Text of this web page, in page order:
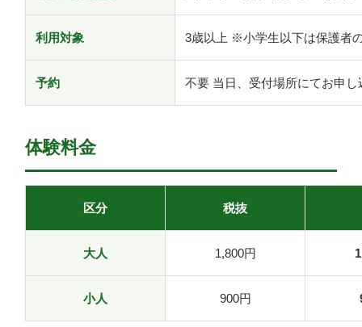
利用対象 3歳以上 ※小学生以下は保護者
予約 不要 当日、受付場所にてお申
体験料金
区分 税抜
大人 1,800円
小人 900円